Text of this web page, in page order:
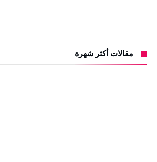
مقالات أكثر شهرة